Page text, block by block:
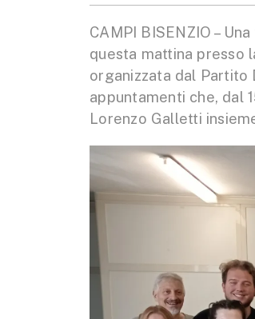
CAMPI BISENZIO –
questa mattina presso
organizzata dal Partito
appuntamenti che, dal
Lorenzo Galletti